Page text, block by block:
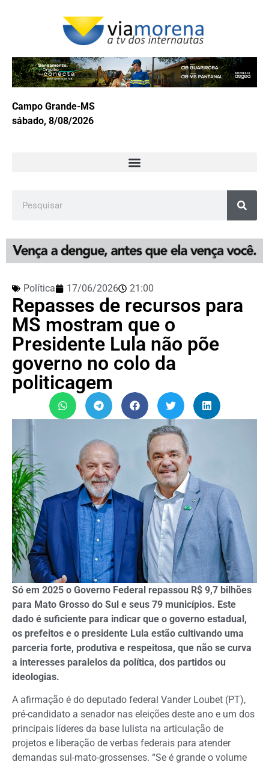
Campo Grande-MS
sábado, 8/08/2026
Política 17/06/2026 21:00
Repasses de recursos para
MS mostram que o
Presidente Lula não põe
governo no colo da
politicagem
Só em 2025 o Governo Federal repassou R$ 9,7 bilhões
para Mato Grosso do Sul e seus 79 municípios. Este
dado é suficiente para indicar que o governo estadual,
os prefeitos e o presidente Lula estão cultivando uma
parceria forte, produtiva e respeitosa, que não se curva
a interesses paralelos da política, dos partidos ou
ideologias.
A afirmação é do deputado federal Vander Loubet (PT),
pré-candidato a senador nas eleições deste ano e um dos
principais líderes da base lulista na articulação de
projetos e liberação de verbas federais para atender
demandas sul-mato-grossenses. “Se é grande o volume